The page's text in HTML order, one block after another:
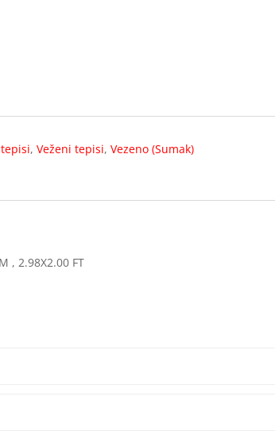
,Veženi tepisi,Vezeno (Sumak)
, 2.98X2.00 FT